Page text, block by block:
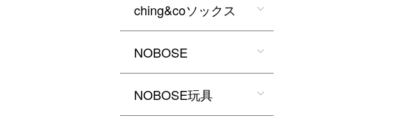
ching&coソックス
NOBOSE
NOBOSE玩具